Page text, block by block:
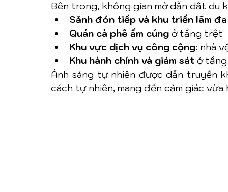
Bên trong, không gian mở dẫn dắt du
Sảnh đón tiếp và khu triển lãm
Quán cà phê ấm cúng ở tầng trệt
Khu vực dịch vụ công cộng: nhà
Khu hành chính và giám sát ở tầng
Ánh sáng tự nhiên được dẫn truyền
cách tự nhiên, mang đến cảm giác vừa